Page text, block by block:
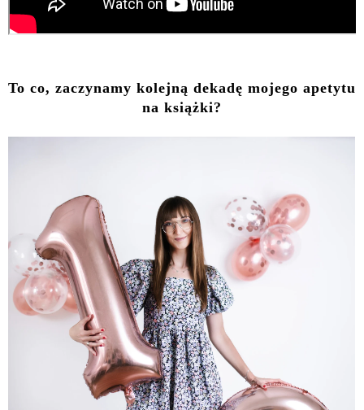
To co, zaczynamy kolejną dekadę mojego apetytu
na książki?